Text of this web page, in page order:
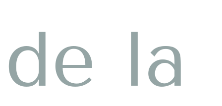
de la